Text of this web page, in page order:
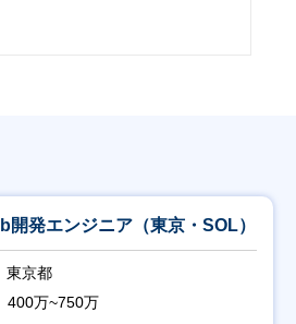
開発エンジニア（東京・SOL）
東京都
400万~750万